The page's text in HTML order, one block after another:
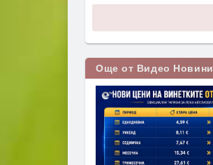
Още от Видео Новини